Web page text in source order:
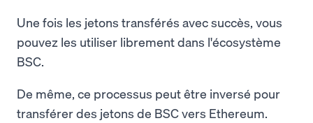
Une fois les jetons transférés avec succès, vous
pouvez les utiliser librement dans l'écosystème
BSC.
De même, ce processus peut être inversé pour
transférer des jetons de BSC vers Ethereum.